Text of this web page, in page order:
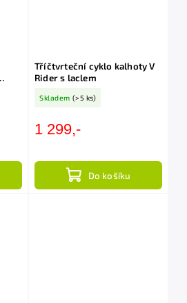
Tříčtvrteční cyklo kalhoty V
Rider s laclem
Skladem (>5 ks)
1 299,-
Do košíku